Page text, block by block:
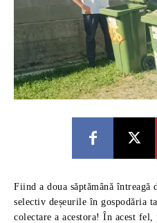
Fiind a doua săptămână întreagă
selectiv deșeurile în gospodăria
colectare a acestora! În acest